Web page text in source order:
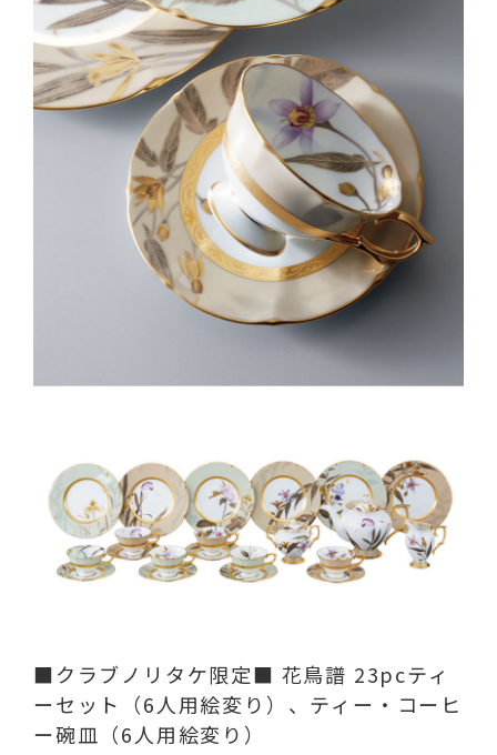
■クラブノリタケ限定■ 花鳥譜 23pcティ
ーセット（6人用絵変り）、ティー・コーヒ
ー碗皿（6人用絵変り）